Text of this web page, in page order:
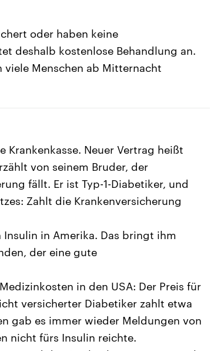
oder haben keine
deshalb kostenlose Behandlung an.
viele Menschen ab Mitternacht
Neuer Vertrag heißt
von seinem Bruder, der
fällt. Er ist Typ-1-Diabetiker, und
Zahlt die Krankenversicherung
in Amerika. Das bringt ihm
der eine gute
in den USA: Der Preis für
versicherter Diabetiker zahlt etwa
gab es immer wieder Meldungen von
nicht fürs Insulin reichte.